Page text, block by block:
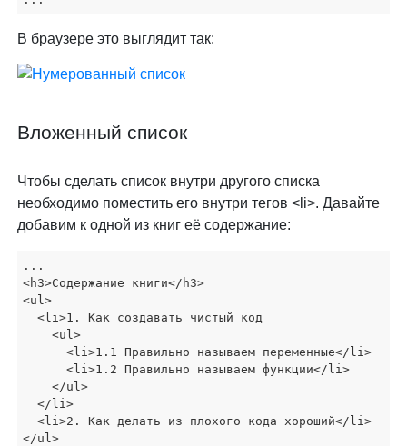
В браузере это выглядит так:
Вложенный список
Чтобы сделать список внутри другого списка
необходимо поместить его внутри тегов <li>. Давайте
добавим к одной из книг её содержание:
...
<h3>Содержание книги</h3>
<ul>
  <li>1. Как создавать чистый код
    <ul>
      <li>1.1 Правильно называем переменные</li>
      <li>1.2 Правильно называем функции</li>
    </ul>
  </li>
  <li>2. Как делать из плохого кода хороший</li>
</ul>